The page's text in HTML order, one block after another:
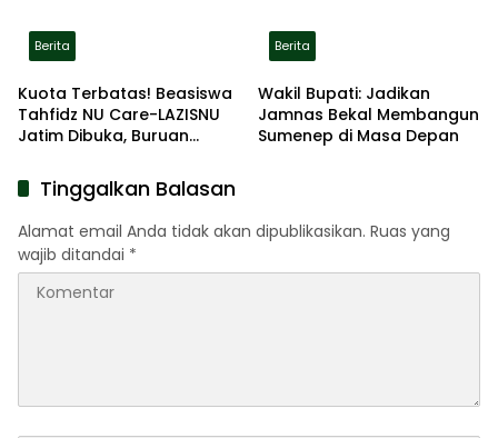
Berita
Kuota Terbatas! Beasiswa
Tahfidz NU Care-LAZISNU
Jatim Dibuka, Buruan
Berita
Wakil Bupati: Jadikan
Jamnas Bekal Membangun
Sumenep di Masa Depan
Tinggalkan Balasan
Alamat email Anda tidak akan dipublikasikan. Ruas yang
wajib ditandai *